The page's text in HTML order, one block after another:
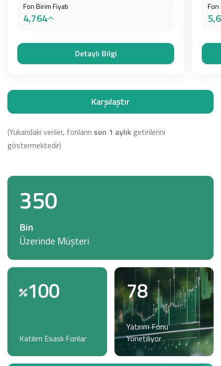
Fon Birim Fiyatı
4,764
Detaylı Bilgi
Fon
Karşılaştır
(Yukarıdaki veriler, fonların son 1 aylık getirilerini
göstermektedir)
350
Bin
Üzerinde Müşteri
100
Katılım Esaslı Fonlar
78
Yatırım Fonu
Yönetiliyor